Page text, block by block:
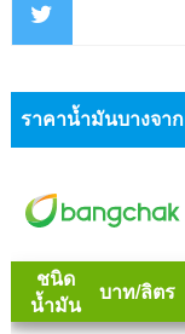
ราคาน้ำมันบางจาก